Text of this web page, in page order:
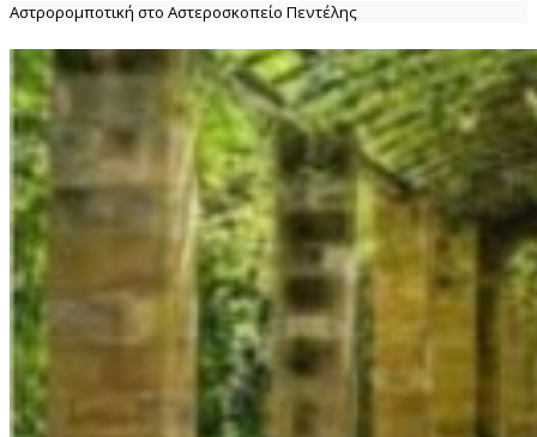
Αστρορομποτική στο Αστεροσκοπείο Πεντέλης